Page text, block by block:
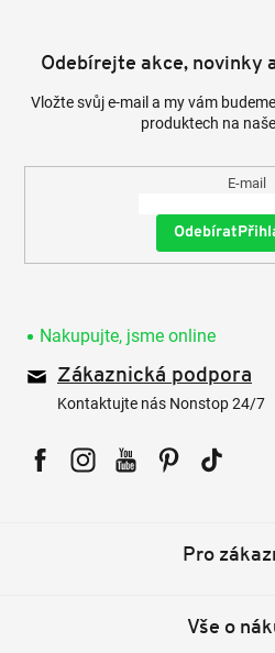
Odebírejte akce, novinky
Vložte svůj e-mail a my vám
produktech na
E-mail
Nakupujte, jsme online
Zákaznická podpora
Kontaktujte nás Nonstop 24/7
Pro
Vše o